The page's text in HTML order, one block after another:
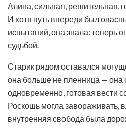
Алина, сильная, решительная,
И хотя путь впереди был
испытаний, она знала: теперь
судьбой.
Старик рядом оставался
она больше не пленница — она
одновременно, готовая вести
Роскошь могла завораживать,
внутренняя свобода была